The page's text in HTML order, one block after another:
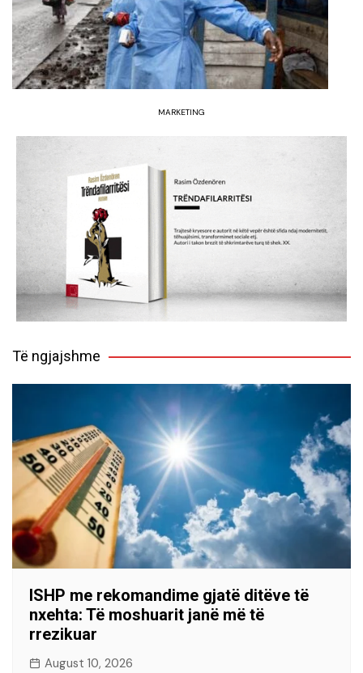
MARKETING
Të ngjajshme
ISHP me rekomandime gjatë ditëve të
nxehta: Të moshuarit janë më të
rrezikuar
August 10, 2026